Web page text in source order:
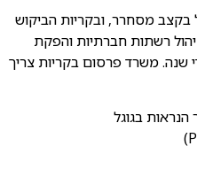
בקצב מסחרר, ובקריות הביקוש
רשתות חברתיות והפקת
שנה. משרד פרסום בקריות צריך